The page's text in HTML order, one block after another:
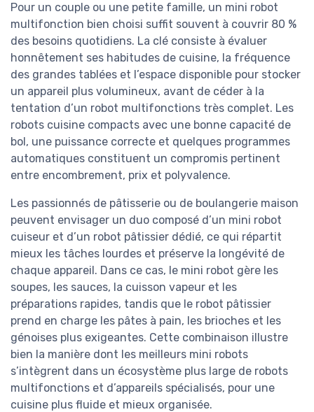
Pour un couple ou une petite famille, un mini robot
multifonction bien choisi suffit souvent à couvrir 80 %
des besoins quotidiens. La clé consiste à évaluer
honnêtement ses habitudes de cuisine, la fréquence
des grandes tablées et l’espace disponible pour stocker
un appareil plus volumineux, avant de céder à la
tentation d’un robot multifonctions très complet. Les
robots cuisine compacts avec une bonne capacité de
bol, une puissance correcte et quelques programmes
automatiques constituent un compromis pertinent
entre encombrement, prix et polyvalence.
Les passionnés de pâtisserie ou de boulangerie maison
peuvent envisager un duo composé d’un mini robot
cuiseur et d’un robot pâtissier dédié, ce qui répartit
mieux les tâches lourdes et préserve la longévité de
chaque appareil. Dans ce cas, le mini robot gère les
soupes, les sauces, la cuisson vapeur et les
préparations rapides, tandis que le robot pâtissier
prend en charge les pâtes à pain, les brioches et les
génoises plus exigeantes. Cette combinaison illustre
bien la manière dont les meilleurs mini robots
s’intègrent dans un écosystème plus large de robots
multifonctions et d’appareils spécialisés, pour une
cuisine plus fluide et mieux organisée.